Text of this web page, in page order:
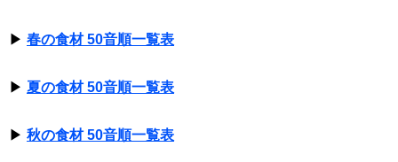
▶ 春の食材 50音順一覧表
▶ 夏の食材 50音順一覧表
▶ 秋の食材 50音順一覧表